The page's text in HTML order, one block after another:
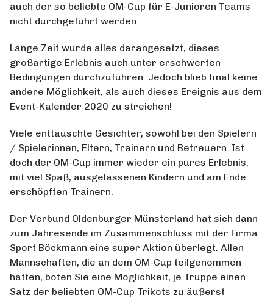
auch der so beliebte OM-Cup für E-Junioren Teams
nicht durchgeführt werden.
Lange Zeit wurde alles darangesetzt, dieses
großartige Erlebnis auch unter erschwerten
Bedingungen durchzuführen. Jedoch blieb final keine
andere Möglichkeit, als auch dieses Ereignis aus dem
Event-Kalender 2020 zu streichen!
Viele enttäuschte Gesichter, sowohl bei den Spielern
/ Spielerinnen, Eltern, Trainern und Betreuern. Ist
doch der OM-Cup immer wieder ein pures Erlebnis,
mit viel Spaß, ausgelassenen Kindern und am Ende
erschöpften Trainern.
Der Verbund Oldenburger Münsterland hat sich dann
zum Jahresende im Zusammenschluss mit der Firma
Sport Böckmann eine super Aktion überlegt. Allen
Mannschaften, die an dem OM-Cup teilgenommen
hätten, boten Sie eine Möglichkeit, je Truppe einen
Satz der beliebten OM-Cup Trikots zu äußerst